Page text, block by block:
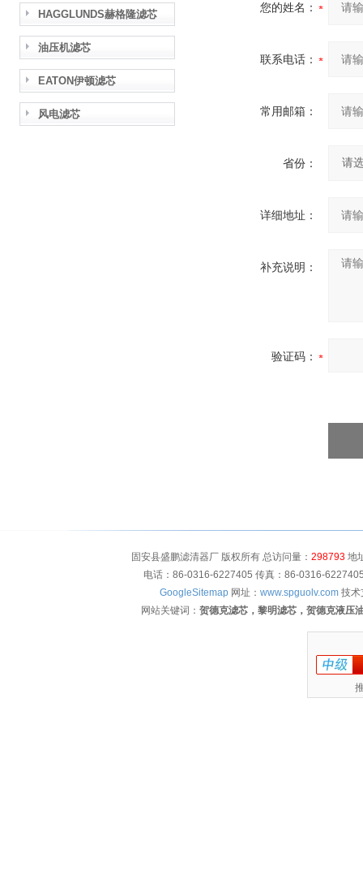
HAGGLUNDS赫格隆滤芯
油压机滤芯
EATON伊顿滤芯
风电滤芯
您的姓名：
联系电话：
常用邮箱：
省份：
详细地址：
补充说明：
验证码：
固安县盛鹏滤清器厂 版权所有 总访问量： 298793地
电话：86-0316-6227405 传真：86-0316-
GoogleSitemap 网址： www.spguolv.com 技术
网站关键词： 贺德克滤芯，黎明滤芯，贺德克液压